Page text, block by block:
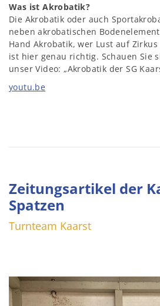
Was ist Akrobatik?
Die Akrobatik oder auch
neben akrobatischen
Hand Akrobatik, wer Lust auf
ist hier genau richtig. Schauen Sie
unser Video: „Akrobatik der SG
youtu.be
Zeitungsartikel der
Spatzen
Turnteam Kaarst